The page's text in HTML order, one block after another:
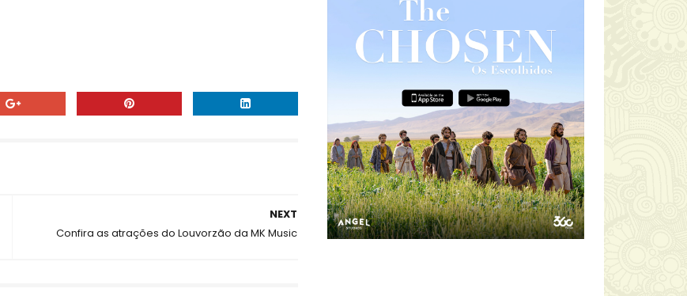
NEXT
Confira as atrações do Louvorzão da MK Music